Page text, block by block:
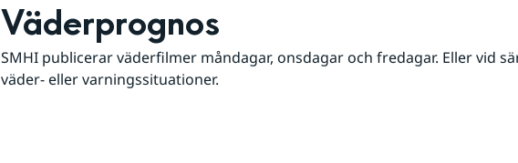
Väderprognos
SMHI publicerar väderfilmer måndagar, onsdagar och fredagar. Eller vid
väder- eller varningssituationer.